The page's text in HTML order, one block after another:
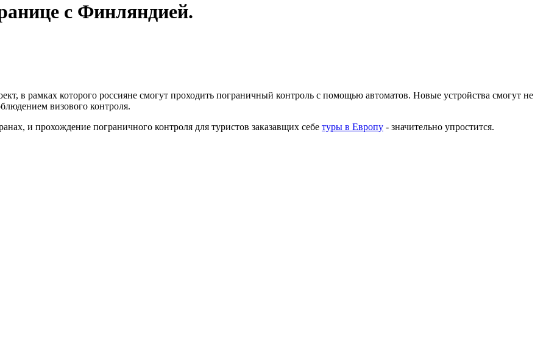
с Финляндией.
в рамках которого россияне смогут проходить пограничный контроль с помощью автоматов. Новые устройства смогут не
визового контроля.
и прохождение пограничного контроля для туристов заказавщих себе туры в Европу - значительно упростится.